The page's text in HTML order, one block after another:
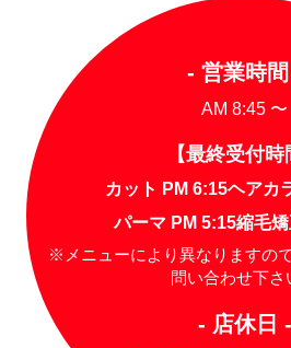
- 営業時
AM 8:45 〜
【最終受付時
カット PM 6:15ヘアカ
パーマ PM 5:15縮毛
※メニューにより異なりますの
問い合わせ下さ
- 店休日 -